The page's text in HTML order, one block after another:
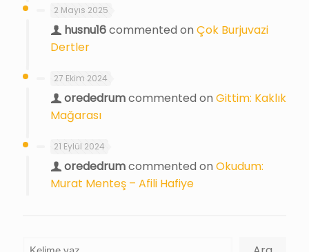
2 Mayıs 2025
husnu16commented on Çok Burjuvazi
Dertler
27 Ekim 2024
orededrumcommented on Gittim: Kaklık
Mağarası
21 Eylül 2024
orededrumcommented on Okudum:
Murat Menteş – Afili Hafiye
Ara